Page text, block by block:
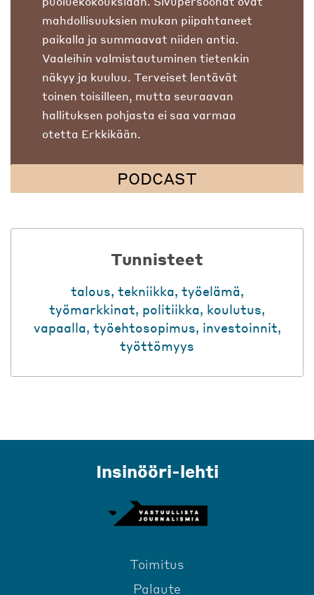
mahdollisuuksien mukan piipahtaneet
paikalla ja summaavat niiden antia.
Vaaleihin valmistautuminen tietenkin
näkyy ja kuuluu. Terveiset lentävät
toinen toisilleen, mutta seuraavan
hallituksen pohjasta ei saa varmaa
otetta Erkkikään.
PODCAST
Tunnisteet
talous, tekniikka, työelämä,
työmarkkinat, politiikka, koulutus,
vapaalla, työehtosopimus, investoinnit,
työttömyys
Insinööri-lehti
Toimitus
Palaute